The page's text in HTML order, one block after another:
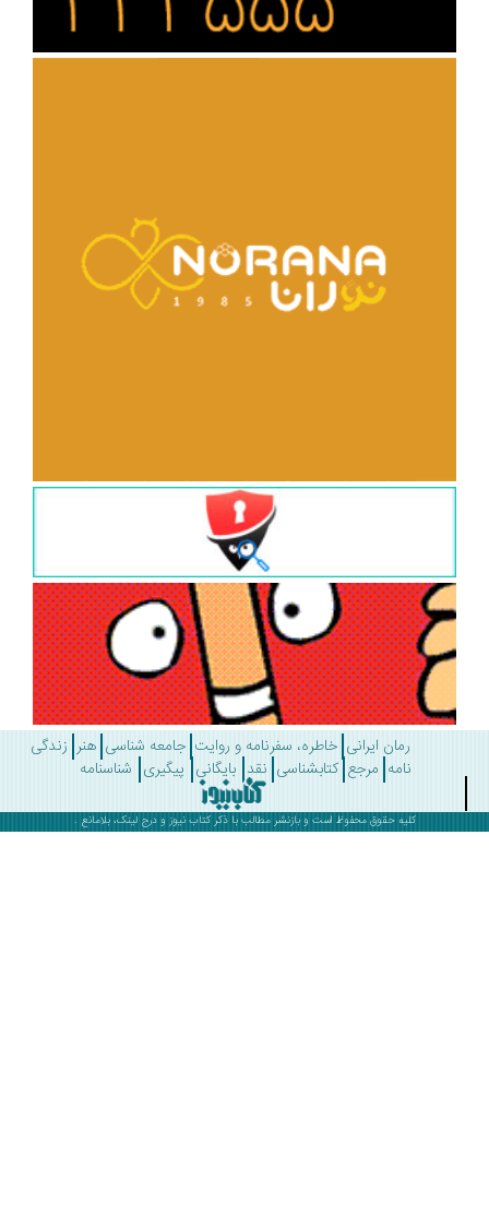
رمان ایرانی خاطره، سفرنامه و روایت جامعه شناسی هنر زندگی
مرجع کتابشناسی نقد بایگانی پیگیری شناسنامه
کلیه حقوق محفوظ است و بازنشر مطالب با ذکرکتاب نیوز و درج لینک، بلامانع .